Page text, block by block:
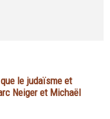
le judaïsme et
Neiger et Michaël